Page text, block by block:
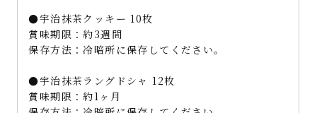
●宇治抹茶クッキー 10枚
賞味期限：約3週間
保存方法：冷暗所に保存してください。
●宇治抹茶ラングドシャ 12枚
賞味期限：約1ヶ月